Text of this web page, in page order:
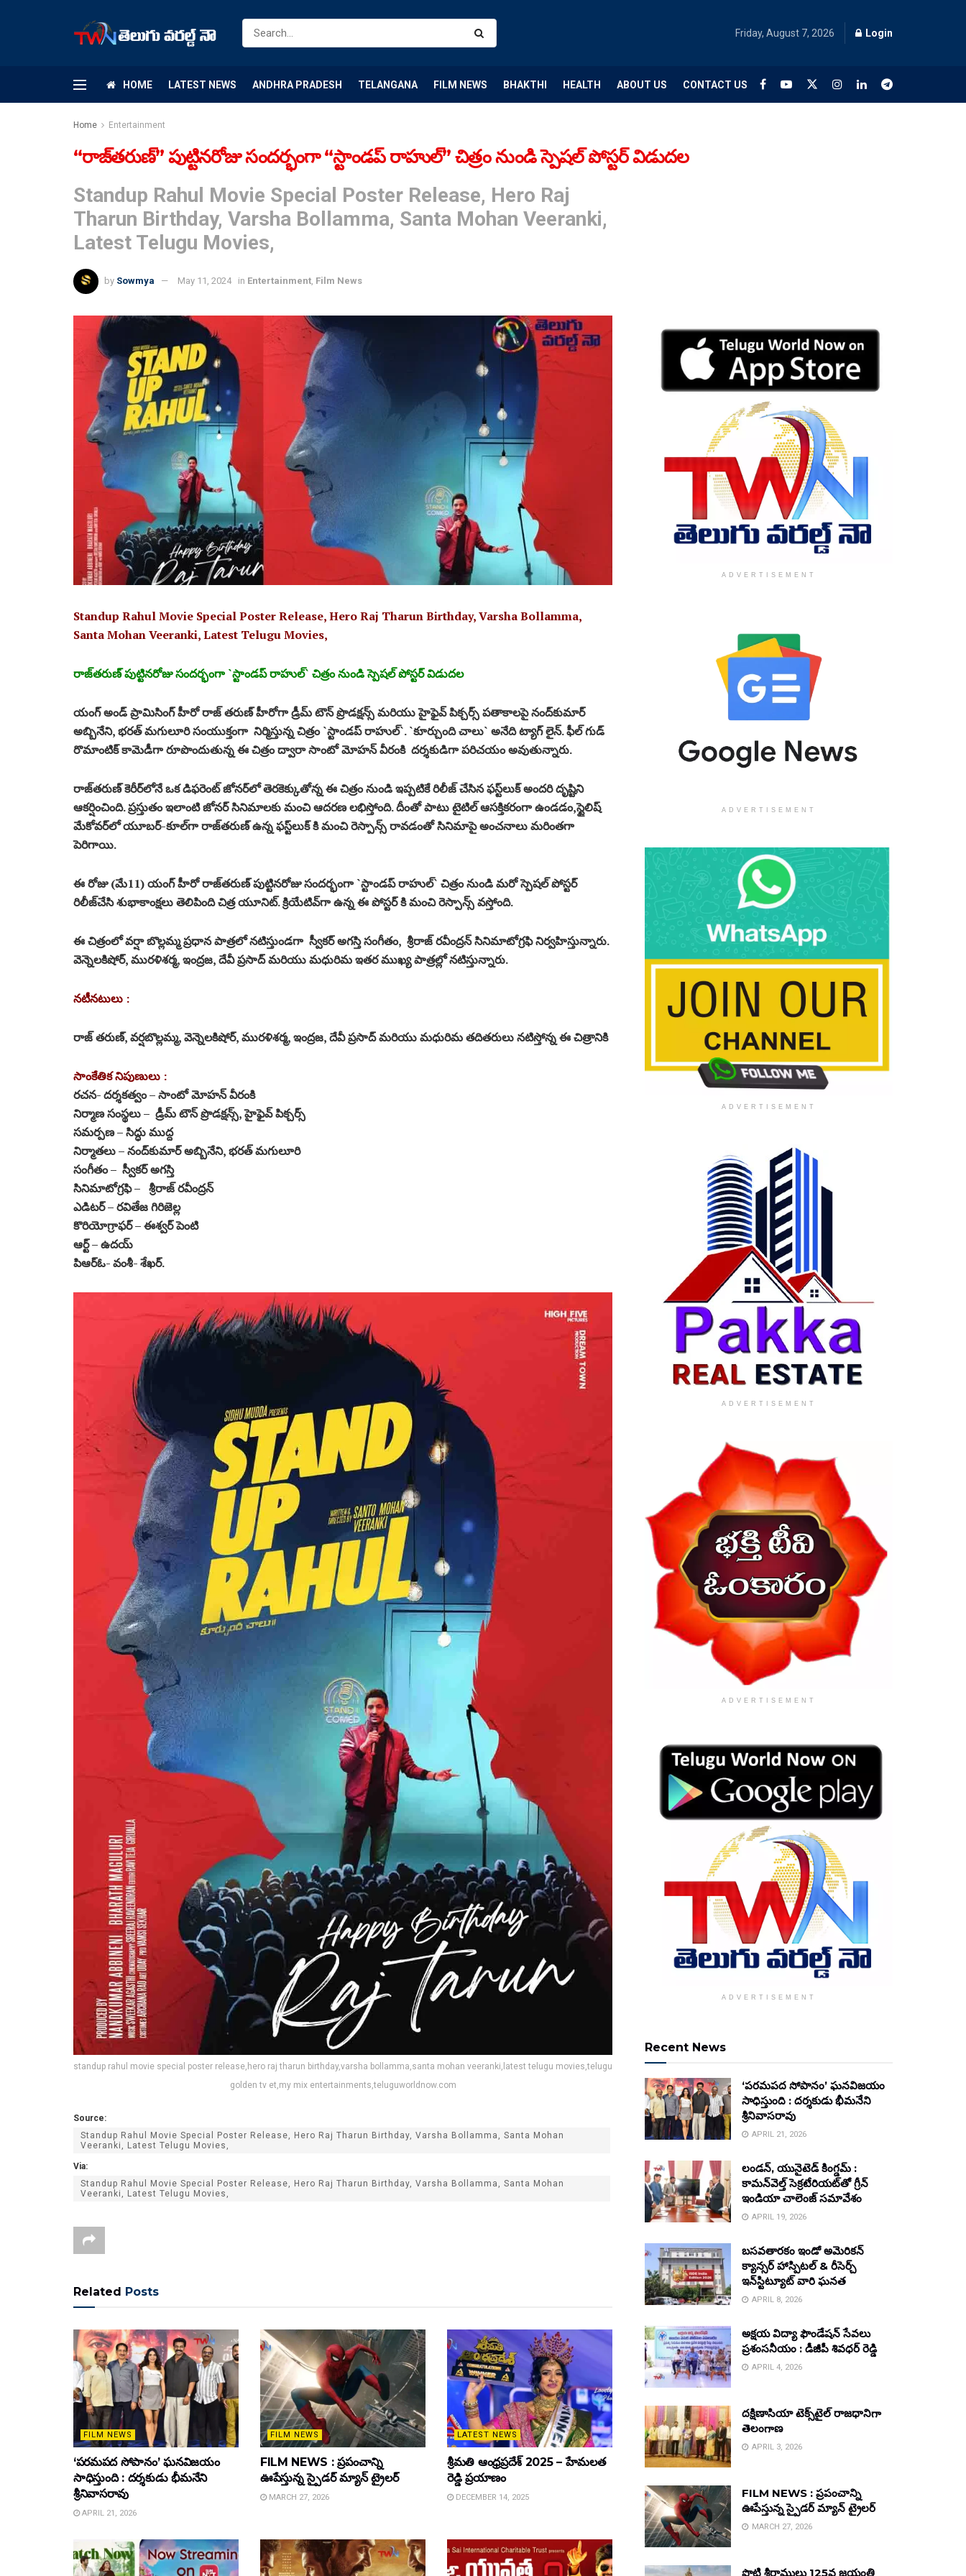
Friday, August 7, 2026 Login
HOME LATEST NEWS ANDHRA PRADESH TELANGANA FILM NEWS BHAKTHI HEALTH ABOUT US CONTACT US
Home Entertainment
“రాజ్‌త‌రుణ్” పుట్టిన‌రోజు సంద‌ర్భంగా “స్టాండ‌ప్ రాహుల్‌” చిత్రం నుండి స్పెష‌ల్ పోస్ట‌ర్ విడుద‌ల‌
Standup Rahul Movie Special Poster Release, Hero Raj
Tharun Birthday, Varsha Bollamma, Santa Mohan Veeranki,
Latest Telugu Movies,
by Sowmya May 11, 2024 in Entertainment, Film News
Standup Rahul Movie Special Poster Release, Hero Raj Tharun Birthday, Varsha Bollamma,
Santa Mohan Veeranki, Latest Telugu Movies,
రాజ్‌త‌రుణ్ పుట్టిన‌రోజు సంద‌ర్భంగా `స్టాండ‌ప్ రాహుల్‌` చిత్రం నుండి స్పెష‌ల్ పోస్ట‌ర్ విడుద‌ల‌
యంగ్ అండ్ ప్రామిసింగ్ హీరో రాజ్ త‌రుణ్ హీరోగా డ్రీమ్ టౌన్ ప్రొడక్షన్స్ మరియు హైఫైవ్ పిక్చర్స్ ప‌తాకాల‌పై నంద్‌కుమార్
అబ్బినేని, భరత్ మగులూరి సంయుక్తంగా నిర్మిస్తున్న చిత్రం `స్టాండ‌ప్ రాహుల్‌`. `కూర్చుంది చాలు` అనేది ట్యాగ్ లైన్‌. ఫీల్ గుడ్
రొమాంటిక్ కామెడీగా రూపొందుతున్న ఈ చిత్రం ద్వారా సాంటో మోహన్ వీరంకి ద‌ర్శ‌కుడిగా పరిచ‌యం అవుతున్నారు.
రాజ్‌త‌రుణ్ కెరీర్‌లోనే ఒక డిఫ‌రెంట్ జోన‌ర్‌లో తెర‌కెక్కుతోన్న ఈ చిత్రం నుండి ఇప్ప‌టికే రిలీజ్ చేసిన ఫ‌స్ట్‌లుక్ అంద‌రి దృష్టిని
ఆకర్షించింది. ప్ర‌స్తుతం ఇలాంటి జోన‌ర్ సినిమాల‌కు మంచి ఆద‌ర‌ణ ల‌భిస్తోంది. దీంతో పాటు టైటిల్ ఆసక్తికరంగా ఉండ‌డం,స్టైలిష్
మేకోవ‌ర్‌లో యూబ‌ర్‌-కూల్‌గా రాజ్‌త‌రుణ్ ఉన్న ఫ‌స్ట్‌లుక్ కి మంచి రెస్పాన్స్ రావ‌డంతో సినిమాపై అంచ‌నాలు మ‌రింత‌గా
పెరిగాయి.
ఈ రోజు (మే11) యంగ్ హీరో రాజ్‌త‌రుణ్ పుట్టిన‌రోజు సంద‌ర్భంగా `స్టాండ‌ప్ రాహుల్‌` చిత్రం నుండి మ‌రో స్పెష‌ల్ పోస్ట‌ర్
రిలీజ్‌చేసి శుభాకాంక్ష‌లు తెలిపింది చిత్ర యూనిట్‌. క్రియేటివ్‌గా ఉన్న ఈ పోస్ట‌ర్ కి మంచి రెస్పాన్స్ వ‌స్తోంది.
ఈ చిత్రంలో వర్షా బొల్లమ్మ ప్రధాన పాత్ర‌లో న‌టిస్తుండ‌గా స్వీకర్ అగస్తి సంగీతం, శ్రీరాజ్ రవీంద్రన్ సినిమాటోగ్ర‌ఫి నిర్వ‌హిస్తున్నారు.
వెన్నెల‌కిషోర్‌, ముర‌ళిశ‌ర్మ‌, ఇంద్ర‌జ‌, దేవీ ప్ర‌సాద్ మ‌రియు మ‌ధురిమ ఇతర ముఖ్య పాత్ర‌ల్లో న‌టిస్తున్నారు.
న‌టీన‌టులు :
రాజ్ త‌రుణ్‌, వ‌ర్ష‌బొల్ల‌మ్మ‌, వెన్నెల‌కిషోర్‌, ముర‌ళిశ‌ర్మ‌, ఇంద్ర‌జ‌, దేవీ ప్ర‌సాద్ మ‌రియు మ‌ధురిమ తదిత‌రులు న‌టిస్తోన్న ఈ చిత్రానికి
సాంకేతిక నిపుణులు :
ర‌చ‌న‌- ద‌ర్శ‌కత్వం – సాంటో మోహన్ వీరంకి
నిర్మాణ సంస్థ‌లు – డ్రీమ్ టౌన్ ప్రొడక్షన్స్, హైఫైవ్ పిక్చర్స్
స‌మ‌ర్ప‌ణ – సిద్ధు ముద్ద‌
నిర్మాత‌లు – నంద్‌కుమార్ అబ్బినేని, భరత్ మగులూరి
సంగీతం – స్వీకర్ అగస్తి
సినిమాటోగ్ర‌ఫి – శ్రీరాజ్ రవీంద్రన్
ఎడిట‌ర్ – ర‌వితేజ గిరిజెల్ల‌
కొరియోగ్రాఫ‌ర్ – ఈశ్వ‌ర్ పెంటి
ఆర్ట్ – ఉద‌య్‌
పిఆర్ఓ- వంశీ- శేఖ‌ర్‌.
standup rahul movie special poster release,hero raj tharun birthday,varsha bollamma,santa mohan veeranki,latest telugu movies,telugu
golden tv et,my mix entertainments,teluguworldnow.com
Source:
Standup Rahul Movie Special Poster Release, Hero Raj Tharun Birthday, Varsha Bollamma, Santa Mohan
Veeranki, Latest Telugu Movies,
Via:
Standup Rahul Movie Special Poster Release, Hero Raj Tharun Birthday, Varsha Bollamma, Santa Mohan
Veeranki, Latest Telugu Movies,
Related Posts
FILM NEWS
‘పరమపద సోపానం’ ఘనవిజయం
సాధిస్తుంది : దర్శకుడు భీమనేని
శ్రీనివాసరావు
APRIL 21, 2026
FILM NEWS
FILM NEWS : ప్రపంచాన్ని
ఊపేస్తున్న స్పైడర్ మ్యాన్ ట్రైలర్
MARCH 27, 2026
LATEST NEWS
శ్రీమతి ఆంధ్రప్రదేశ్ 2025 – హేమలత
రెడ్డి ప్రయాణం
DECEMBER 14, 2025
ADVERTISEMENT
ADVERTISEMENT
ADVERTISEMENT
ADVERTISEMENT
ADVERTISEMENT
ADVERTISEMENT
Recent News
‘పరమపద సోపానం’ ఘనవిజయం
సాధిస్తుంది : దర్శకుడు భీమనేని
శ్రీనివాసరావు
APRIL 21, 2026
లండన్, యునైటెడ్ కింగ్డమ్ :
కామన్‌వెల్త్ సెక్రటేరియట్‌తో గ్రీన్
ఇండియా చాలెంజ్ సమావేశం
APRIL 19, 2026
బసవతారకం ఇండో అమెరికన్
క్యాన్సర్ హాస్పిటల్ & రీసెర్చ్
ఇన్‌స్టిట్యూట్ వారి ఘనత
APRIL 8, 2026
అక్షయ విద్యా ఫౌండేషన్ సేవలు
ప్రశంసనీయం : డీజీపీ శివధర్ రెడ్డి
APRIL 4, 2026
దక్షిణాసియా టెక్స్‌టైల్ రాజధానిగా
తెలంగాణ
APRIL 3, 2026
FILM NEWS : ప్రపంచాన్ని
ఊపేస్తున్న స్పైడర్ మ్యాన్ ట్రైలర్
MARCH 27, 2026
పొట్టి శ్రీరాములు 125వ జయంతి